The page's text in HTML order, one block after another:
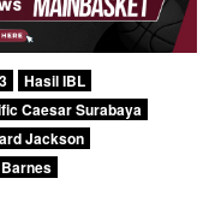
Hasil IBL
Caesar Surabaya
Jackson